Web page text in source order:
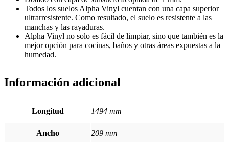
Todos los suelos Alpha Vinyl cuentan con una capa superior
ultrarresistente. Como resultado, el suelo es resistente a las
manchas y las rayaduras.
Alpha Vinyl no solo es fácil de limpiar, sino que también es la
mejor opción para cocinas, baños y otras áreas expuestas a la
humedad.
Información adicional
Longitud 1494 mm
Ancho 209 mm